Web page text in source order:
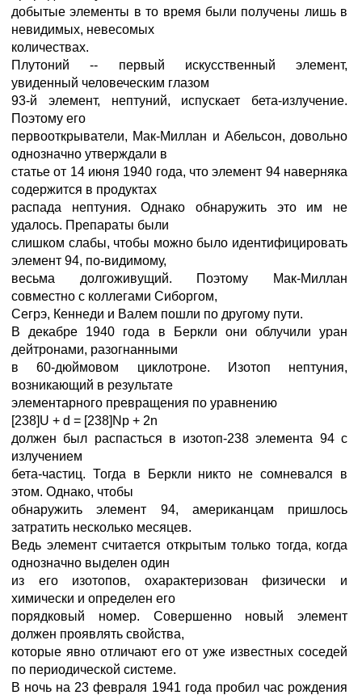
добытые элементы в то время были получены лишь в
невидимых, невесомых
количествах.
Плутоний -- первый искусственный элемент,
увиденный человеческим глазом
93-й элемент, нептуний, испускает бета-излучение.
Поэтому его
первооткрыватели, Мак-Миллан и Абельсон, довольно
однозначно утверждали в
статье от 14 июня 1940 года, что элемент 94 наверняка
содержится в продуктах
распада нептуния. Однако обнаружить это им не
удалось. Препараты были
слишком слабы, чтобы можно было идентифицировать
элемент 94, по-видимому,
весьма долгоживущий. Поэтому Мак-Миллан
совместно с коллегами Сиборгом,
Сегрэ, Кеннеди и Валем пошли по другому пути.
В декабре 1940 года в Беркли они облучили уран
дейтронами, разогнанными
в 60-дюймовом циклотроне. Изотоп нептуния,
возникающий в результате
элементарного превращения по уравнению
[238]U + d = [238]Np + 2n
должен был распасться в изотоп-238 элемента 94 с
излучением
бета-частиц. Тогда в Беркли никто не сомневался в
этом. Однако, чтобы
обнаружить элемент 94, американцам пришлось
затратить несколько месяцев.
Ведь элемент считается открытым только тогда, когда
однозначно выделен один
из его изотопов, охарактеризован физически и
химически и определен его
порядковый номер. Совершенно новый элемент
должен проявлять свойства,
которые явно отличают его от уже известных соседей
по периодической системе.
В ночь на 23 февраля 1941 года пробил час рождения